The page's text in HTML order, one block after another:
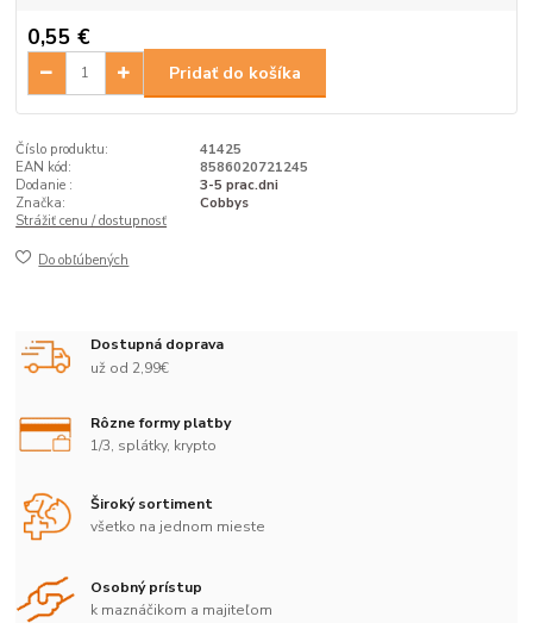
0,55 €
Pridať do košíka
Číslo produktu:
41425
EAN kód:
8586020721245
Dodanie :
3-5 prac.dni
Značka:
Cobbys
Strážiť cenu / dostupnosť
Do obľúbených
Dostupná doprava
už od 2,99€
Rôzne formy platby
1/3, splátky, krypto
Široký sortiment
všetko na jednom mieste
Osobný prístup
k maznáčikom a majiteľom